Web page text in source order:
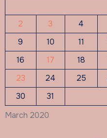
March 2020
2
3 4
9
10 11
16
17 18
23
24 25
30
31